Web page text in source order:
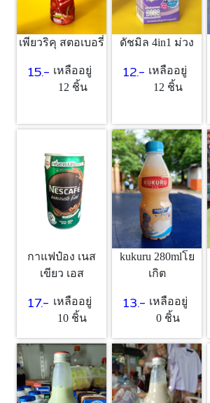
เพียวริคุ สตอเบอรี่
15.- เหลืออยู่
12 ชิ้น
ดัชมิล 4in1 ม่วง
12.- เหลืออยู่
12 ชิ้น
กาแฟป๋อง เนส
เขียว เอส
17.- เหลืออยู่
10 ชิ้น
kukuru 280mlโย
เกิต
13.- เหลืออยู่
0 ชิ้น